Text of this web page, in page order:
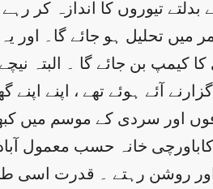
تیوروں کا اندازہ کر
میں تحلیل ہو جائے گا۔
کا کیمپ بن جائے گا ۔ البتہ
آئے ہوئے تھے ، اپنے
اور سردی کے موسم میں
خانہ حسب معمول
روشن رہتے ۔ قدرت اسی